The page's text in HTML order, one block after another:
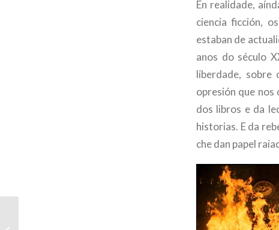
En realidade,
ciencia ficción,
estaban de
anos do século
liberdade, sobre
opresión que
dos libros e da
historias. E da
che dan papel